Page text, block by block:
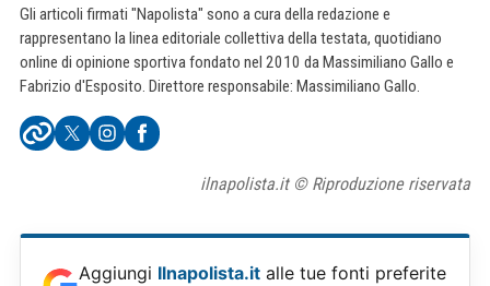
Gli articoli firmati "Napolista" sono a cura della redazione e
rappresentano la linea editoriale collettiva della testata, quotidiano
online di opinione sportiva fondato nel 2010 da Massimiliano Gallo e
Fabrizio d'Esposito. Direttore responsabile: Massimiliano Gallo.
ilnapolista.it © Riproduzione riservata
Aggiungi Ilnapolista.it alle tue fonti preferite